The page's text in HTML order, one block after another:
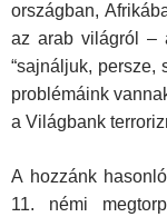
országban,
az arab világról –
“sajnáljuk, persze,
problémáink
a Világbank
A hozzánk
11. némi